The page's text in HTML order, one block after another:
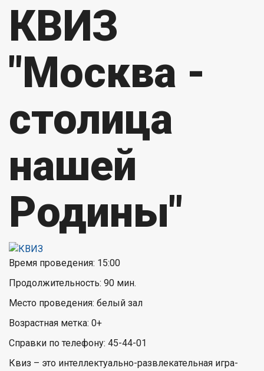
КВИЗ
"Москва -
столица
нашей
Родины"
Время проведения: 15:00
Продолжительность: 90 мин.
Место проведения: белый зал
Возрастная метка: 0+
Справки по телефону: 45-44-01
Квиз – это интеллектуально-развлекательная игра-